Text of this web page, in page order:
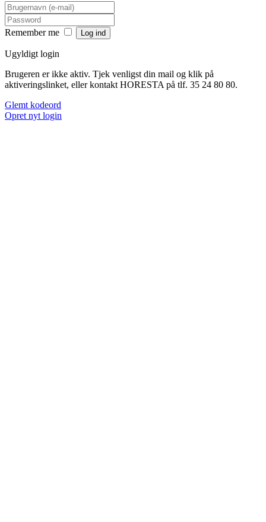
Remember me
Ugyldigt login
Brugeren er ikke aktiv. Tjek venligst din mail og klik på
aktiveringslinket, eller kontakt HORESTA på tlf. 35 24 80 80.
Glemt kodeord
Opret nyt login